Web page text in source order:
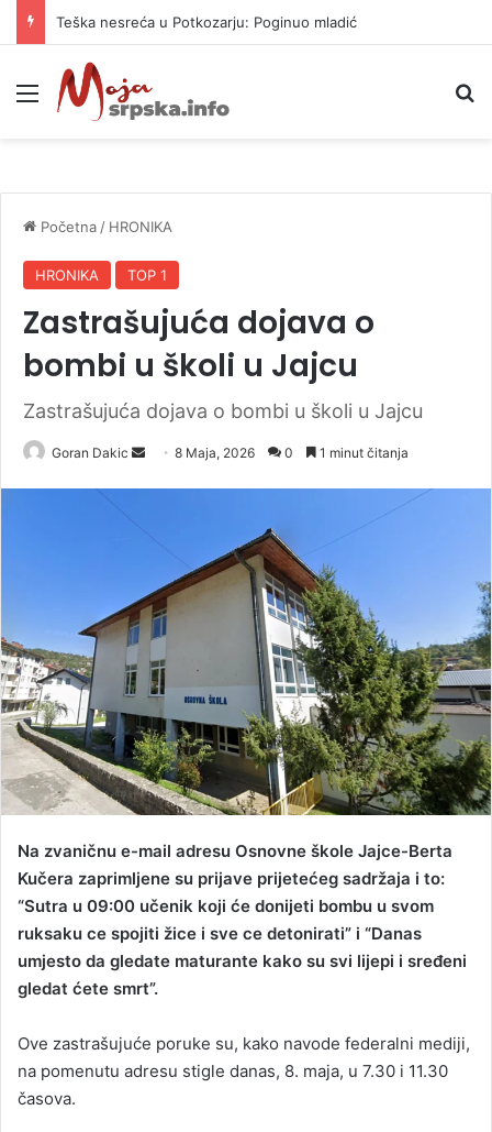
Teška nesreća u Potkozarju: Poginuo mladić
Meni
Početna / HRONIKA
HRONIKA TOP 1
Zastrašujuća dojava o
bombi u školi u Jajcu
Zastrašujuća dojava o bombi u školi u Jajcu
Goran Dakic
e
m
a
l
8 Maja, 2026 0 1 minut čitanja
Na zvaničnu e-mail adresu Osnovne škole Jajce-Berta
Kučera zaprimljene su prijave prijetećeg sadržaja i to:
“Sutra u 09:00 učenik koji će donijeti bombu u svom
ruksaku ce spojiti žice i sve ce detonirati” i “Danas
umjesto da gledate maturante kako su svi lijepi i sređeni
gledat ćete smrt”.
Ove zastrašujuće poruke su, kako navode federalni mediji,
na pomenutu adresu stigle danas, 8. maja, u 7.30 i 11.30
časova.